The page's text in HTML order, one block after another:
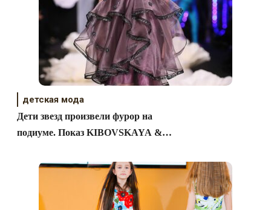
детская мода
Дети звезд произвели фурор на
подиуме. Показ KIBOVSKAYA &